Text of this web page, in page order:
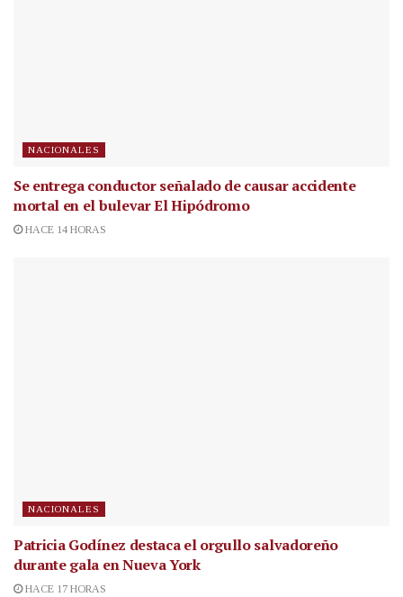
NACIONALES
Se entrega conductor señalado de causar accidente
mortal en el bulevar El Hipódromo
HACE 14 HORAS
NACIONALES
Patricia Godínez destaca el orgullo salvadoreño
durante gala en Nueva York
HACE 17 HORAS